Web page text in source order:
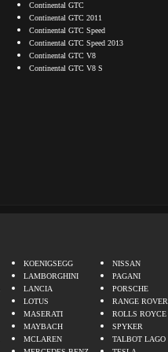
Continental GTC
Continental GTC 2011
Continental GTC Speed
Continental GTC Speed 2013
Continental GTC V8
Continental GTC V8 S
KOENIGSEGG
LAMBORGHINI
LANCIA
LOTUS
MASERATI
MAYBACH
MCLAREN
NISSAN
PAGANI
PORSCHE
RANGE ROVER
ROLLS ROYCE
SPYKER
TALBOT LAGO